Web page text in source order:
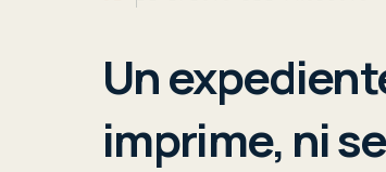
Un
imprime, ni